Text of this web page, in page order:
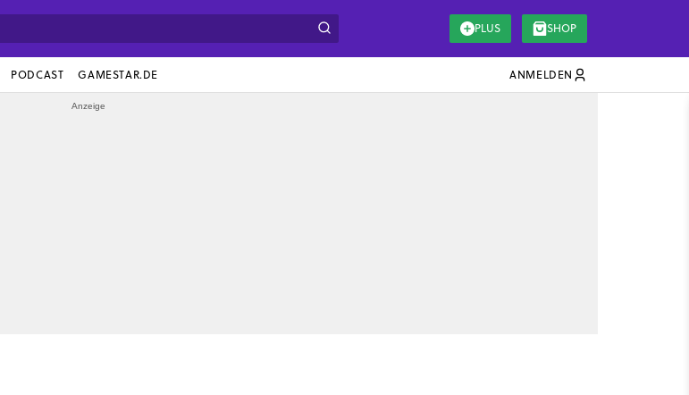
PLUS SHOP
PODCAST GAMESTAR.DE ANMELDEN